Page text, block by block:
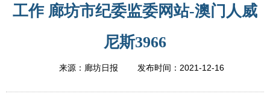
工作 廊坊市纪委监委网站-澳门人威
尼斯3966
来源：廊坊日报 发布时间： 2021-12-16